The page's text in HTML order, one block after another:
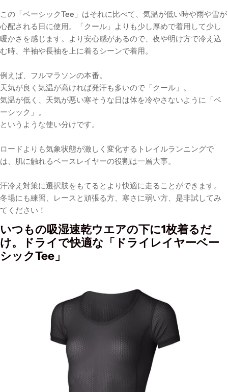
この「ベーシックTee」はそれに比べて、気温が低い時や雨や雪が
心配される日に使用。「クール」よりも少し厚めで着用して少し
暖かさを感じます。より安心感があるので、夜や明け方で冷え込
む時、半袖や長袖を上に着るシーンで着用。
例えば、フルマラソンの本番。
天気が良く気温が高ければ発汗も多いので「クール」。
気温が低く、天気が悪い寒そうな日は体を冷やさないように「ベ
ーシック」。
というような使い分けです。
ロードよりも気象状態が激しく変化するトレイルランニングで
は、肌に触れるベースレイヤーの役割は一層大事。
汗冷え対策に選択肢をもてるとより快適に走ることができます。
冬場にも練習、レースと頑張る方、寒さに弱い方、是非試してみ
てください！
いつもの吸湿速乾ウエアの下に1枚着るだ
け。ドライで快適な 「ドライレイヤーベー
シックTee」